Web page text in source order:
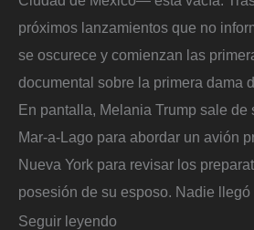
próximos lanzamientos que no
se oscurece y comienzan las
documental sobre la primera dama
En pantalla, Melania Trump sale de
Mar-a-Lago para abordar un avión
Nueva York para revisar los
posesión de su esposo. Nadie llegó
Seguir leyendo